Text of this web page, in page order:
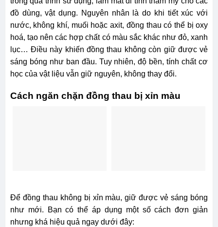
đồ dùng, vật dụng. Nguyên nhân là do khi tiết xúc với
nước, không khí, muối hoặc axit, đồng thau có thể bị oxy
hoá, tạo nên các hợp chất có màu sắc khác như đỏ, xanh
lục… Điều này khiến đồng thau không còn giữ được vẻ
sáng bóng như ban đầu. Tuy nhiên, độ bền, tính chất cơ
học của vật liệu vẫn giữ nguyên, không thay đổi.
Cách ngăn chặn đồng thau bị xỉn màu
Để đồng thau không bị xỉn màu, giữ được vẻ sáng bóng
như mới. Bạn có thể áp dụng một số cách đơn giản
nhưng khá hiệu quả ngay dưới đây: